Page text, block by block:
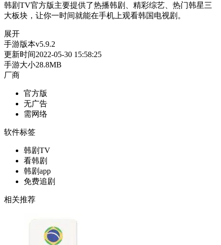
韩剧TV官方版主要提供了热播韩剧、精彩综艺、热门韩星三
大板块，让你一时间就能在手机上观看韩国电视剧。
展开
手游版本v5.9.2
更新时间2022-05-30 15:58:25
手游大小28.8MB
厂商
官方版
无广告
需网络
软件标签
韩剧TV
看韩剧
韩剧app
免费追剧
相关推荐